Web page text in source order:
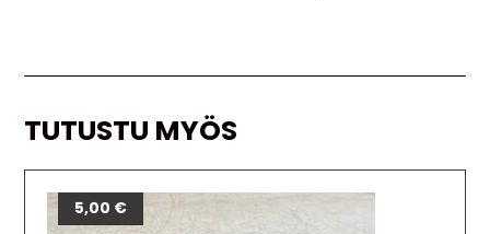
TUTUSTU MYÖS
5,00 €